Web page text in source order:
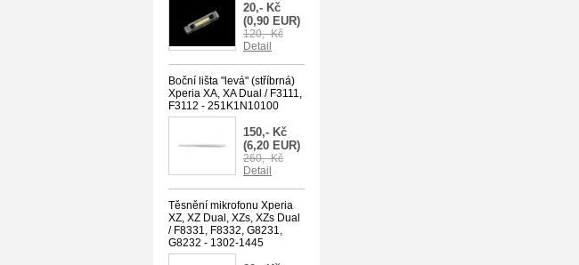
20,- Kč
(0,90 EUR)
120,- Kč
Detail
Boční lišta "levá" (stříbrná)
Xperia XA, XA Dual / F3111,
F3112 - 251K1N10100
150,- Kč
(6,20 EUR)
260,- Kč
Detail
Těsnění mikrofonu Xperia
XZ, XZ Dual, XZs, XZs Dual
/ F8331, F8332, G8231,
G8232 - 1302-1445